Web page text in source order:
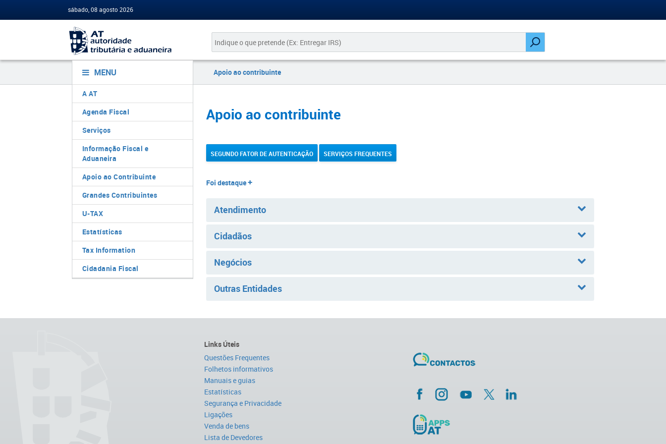
sábado, 08 agosto 2026
MENU
A AT
Agenda Fiscal
Serviços
Informação Fiscal e
Aduaneira
Apoio ao Contribuinte
Grandes Contribuintes
U-TAX
Estatísticas
Tax Information
Cidadania Fiscal
Apoio ao contribuinte
​​​​​​​​​​​​​​​​​​​​​​​​​​​​Apoio ao contribuinte​
SEGUNDO FATOR DE AUTENTICAÇÃO SERVIÇOS F​REQUENTES​
​​ ​
Foi destaque​​ ​+​​
Atendimento
Cidadãos
Negócios
Outras Entidades
Links Úteis
Questões Frequentes
Folhetos informativos
Manuais e guias
Estatísticas
Segurança e Privacidade
Ligações
Venda de bens
Lista de Devedores